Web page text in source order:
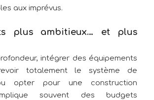
aux imprévus.
plus ambitieux… et plus
intégrer des équipements
totalement le système de
opter pour une construction
souvent des budgets